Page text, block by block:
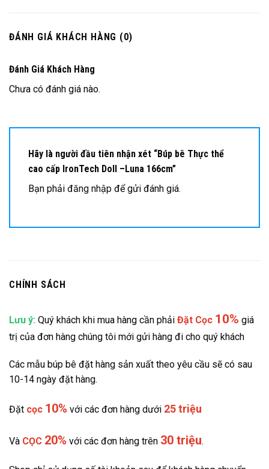
ĐÁNH GIÁ KHÁCH HÀNG (0)
Đánh Giá Khách Hàng
Chưa có đánh giá nào.
Hãy là người đầu tiên nhận xét “Búp bê Thực thể
cao cấp IronTech Doll –Luna 166cm”
Bạn phải đăng nhập để gửi đánh giá.
CHÍNH SÁCH
Lưu ý: Quý khách khi mua hàng cần phải Đặt Cọc 10% giá
trị của đơn hàng chúng tôi mới gửi hàng đi cho quý khách
Các mẫu búp bê đặt hàng sản xuất theo yêu cầu sẽ có sau
10-14 ngày đặt hàng.
Đặt cọc 10% với các đơn hàng dưới 25 triệu
Và CỌC 20% với các đơn hàng trên 30 triệu.